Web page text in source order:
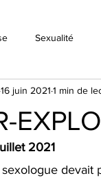
Sexualité
16 juin 2021 1 min de
2021
devait